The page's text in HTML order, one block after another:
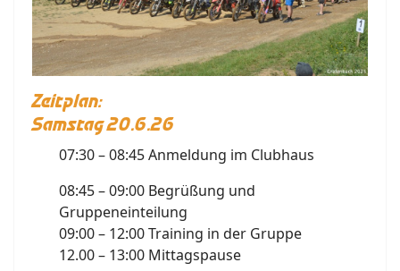
Zeitplan:
Samstag 20.6.26
07:30 – 08:45 Anmeldung im Clubhaus
08:45 – 09:00 Begrüßung und
Gruppeneinteilung
09:00 – 12:00 Training in der Gruppe
12.00 – 13:00 Mittagspause